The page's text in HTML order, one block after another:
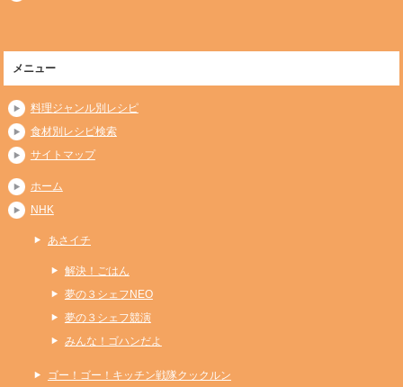
メニュー
料理ジャンル別レシピ
食材別レシピ検索
サイトマップ
ホーム
NHK
あさイチ
解決！ごはん
夢の３シェフNEO
夢の３シェフ競演
みんな！ゴハンだよ
ゴー！ゴー！キッチン戦隊クックルン